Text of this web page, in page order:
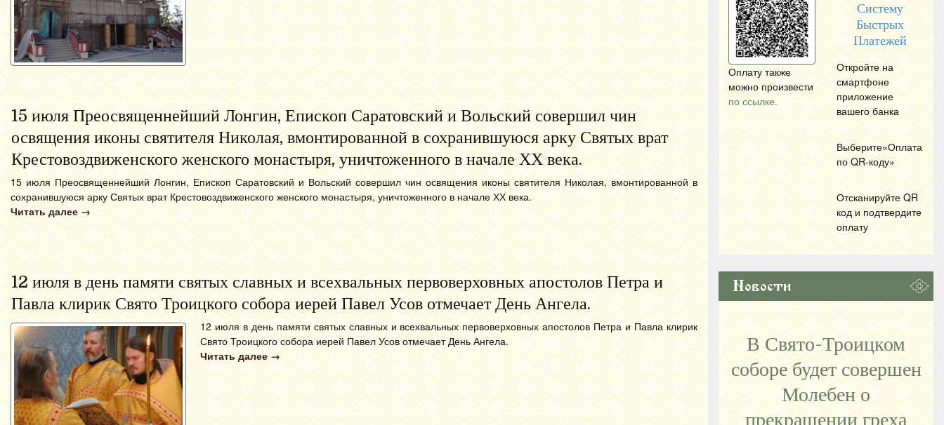
15 июля Преосвященнейший Лонгин, Епископ Саратовский и Вольский совершил чин
освящения иконы святителя Николая, вмонтированной в сохранившуюся арку Святых врат
Крестовоздвиженского женского монастыря, уничтоженного в начале ХХ века.
15 июля Преосвященнейший Лонгин, Епископ Саратовский и Вольский совершил чин освящения иконы святителя Николая, вмонтированной в
сохранившуюся арку Святых врат Крестовоздвиженского женского монастыря, уничтоженного в начале ХХ века.
Читать далее →
12 июля в день памяти святых славных и всехвальных первоверховных апостолов Петра и
Павла клирик Свято Троицкого собора иерей Павел Усов отмечает День Ангела.
12 июля в день памяти святых славных и всехвальных первоверховных апостолов Петра и Павла клирик
Свято Троицкого собора иерей Павел Усов отмечает День Ангела.
Читать далее →
Оплату также
можно произвести
по ссылке.
Систему
Быстрых
Платежей
Откройте на
смартфоне
приложение
вашего банка
Выберите«Оплата
по QR-коду»
Отсканируйте QR
код и подтвердите
оплату
Новости
В Свято-Троицком
соборе будет совершен
Молебен о
прекращении греха